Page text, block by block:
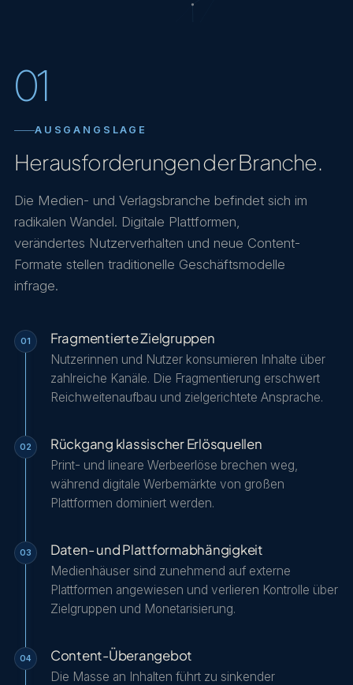
01
AUSGANGSLAGE
Herausforderungen der Branche.
Die Medien- und Verlagsbranche befindet sich im
radikalen Wandel. Digitale Plattformen,
verändertes Nutzerverhalten und neue Content-
Formate stellen traditionelle Geschäftsmodelle
infrage.
01 Fragmentierte Zielgruppen
Nutzerinnen und Nutzer konsumieren Inhalte über
zahlreiche Kanäle. Die Fragmentierung erschwert
Reichweitenaufbau und zielgerichtete Ansprache.
02 Rückgang klassischer Erlösquellen
Print- und lineare Werbeerlöse brechen weg,
während digitale Werbemärkte von großen
Plattformen dominiert werden.
03 Daten- und Plattformabhängigkeit
Medienhäuser sind zunehmend auf externe
Plattformen angewiesen und verlieren Kontrolle über
Zielgruppen und Monetarisierung.
04 Content-Überangebot
Die Masse an Inhalten führt zu sinkender